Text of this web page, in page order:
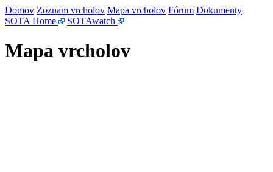
Domov Zoznam vrcholov Mapa vrcholov Fórum Dokumenty
SOTA Home
SOTAwatch
Mapa vrcholov